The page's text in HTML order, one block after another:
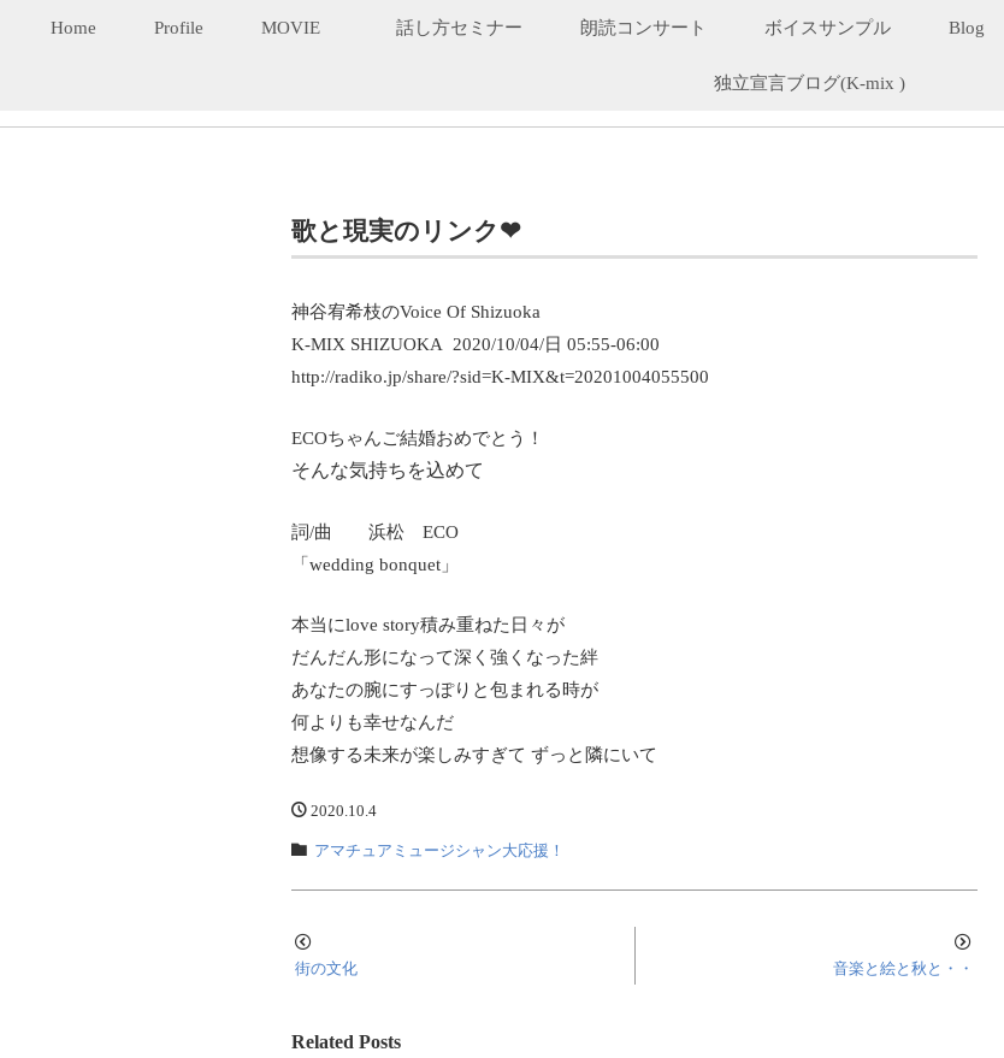
Home Profile MOVIE 話し方セミナー 朗読コンサート ボイスサンプル Blog
独立宣言ブログ(K-mix )
歌と現実のリンク❤
神谷宥希枝のVoice Of Shizuoka
K-MIX SHIZUOKA 2020/10/04/日 05:55-06:00
http://radiko.jp/share/?sid=K-MIX&t=20201004055500
ECOちゃんご結婚おめでとう！
そんな気持ちを込めて
詞/曲 浜松 ECO
「wedding bonquet」
本当にlove story積み重ねた日々が
だんだん形になって深く強くなった絆
あなたの腕にすっぽりと包まれる時が
何よりも幸せなんだ
想像する未来が楽しみすぎて ずっと隣にいて
2020.10.4
アマチュアミュージシャン大応援！
街の文化 音楽と絵と秋と・・
Related Posts